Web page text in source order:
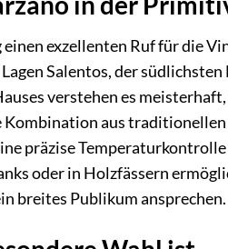
exzellenten Ruf für die
Salentos, der
verstehen es
aus
präzise
oder in Holzfässern
breites Publikum ansprechen.